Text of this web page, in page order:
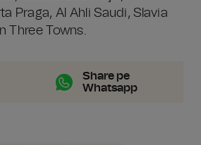
Praga, Al Ahli Saudi, Slavia
Three Towns.
Share pe
Whatsapp